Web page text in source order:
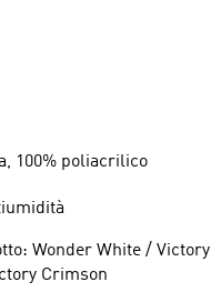
100% poliacrilico
Wonder White / Victory
Crimson